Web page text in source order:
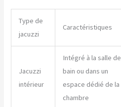
Type de
jacuzzi
Caractéristiques
Jacuzzi
intérieur
Intégré à la salle de
bain ou dans un
espace dédié de la
chambre